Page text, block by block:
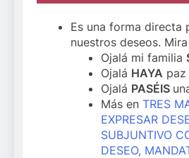
Es una forma directa
nuestros deseos.
Ojalá mi familia
Ojalá HAYA paz
Ojalá PASÉIS
Más en TRES
EXPRESAR
SUBJUNTIVO
DESEO,